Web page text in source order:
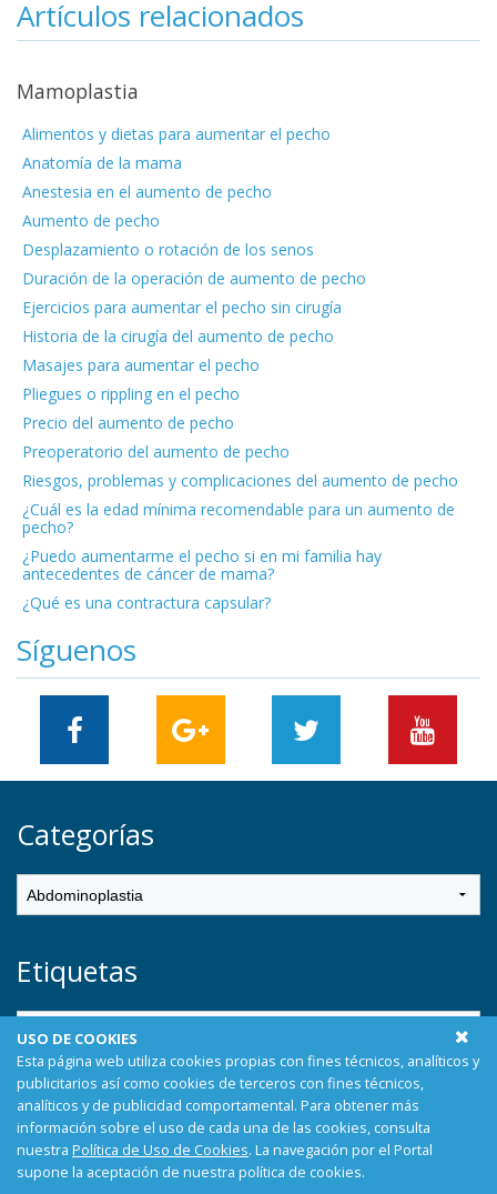
Artículos relacionados
Mamoplastia
Alimentos y dietas para aumentar el pecho
Anatomía de la mama
Anestesia en el aumento de pecho
Aumento de pecho
Desplazamiento o rotación de los senos
Duración de la operación de aumento de pecho
Ejercicios para aumentar el pecho sin cirugía
Historia de la cirugía del aumento de pecho
Masajes para aumentar el pecho
Pliegues o rippling en el pecho
Precio del aumento de pecho
Preoperatorio del aumento de pecho
Riesgos, problemas y complicaciones del aumento de pecho
¿Cuál es la edad mínima recomendable para un aumento de
pecho?
¿Puedo aumentarme el pecho si en mi familia hay
antecedentes de cáncer de mama?
¿Qué es una contractura capsular?
Síguenos
Categorías
Etiquetas
Síguenos
USO DE COOKIES
Esta página web utiliza cookies propias con fines técnicos, analíticos y
publicitarios así como cookies de terceros con fines técnicos,
analíticos y de publicidad comportamental. Para obtener más
información sobre el uso de cada una de las cookies, consulta
nuestra Política de Uso de Cookies. La navegación por el Portal
supone la aceptación de nuestra política de cookies.